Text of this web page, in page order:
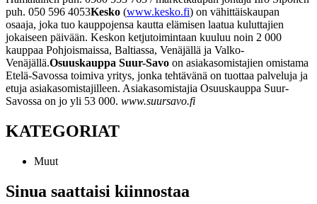
puh. 050 596 4053Kesko (www.kesko.fi) on vähittäiskaupan
osaaja, joka tuo kauppojensa kautta elämisen laatua kuluttajien
jokaiseen päivään. Keskon ketjutoimintaan kuuluu noin 2 000
kauppaa Pohjoismaissa, Baltiassa, Venäjällä ja Valko-
Venäjällä.Osuuskauppa Suur-Savo on asiakasomistajien omistama
Etelä-Savossa toimiva yritys, jonka tehtävänä on tuottaa palveluja ja
etuja asiakasomistajilleen. Asiakasomistajia Osuuskauppa Suur-
Savossa on jo yli 53 000. www.suursavo.fi
KATEGORIAT
Muut
Sinua saattaisi kiinnostaa